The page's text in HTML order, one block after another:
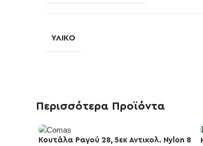
ΥΛΙΚΌ
Περισσότερα Προϊόντα
-10%
Κουτάλα Ραγού 28, 5εκ Αντικολ. Nylon 8